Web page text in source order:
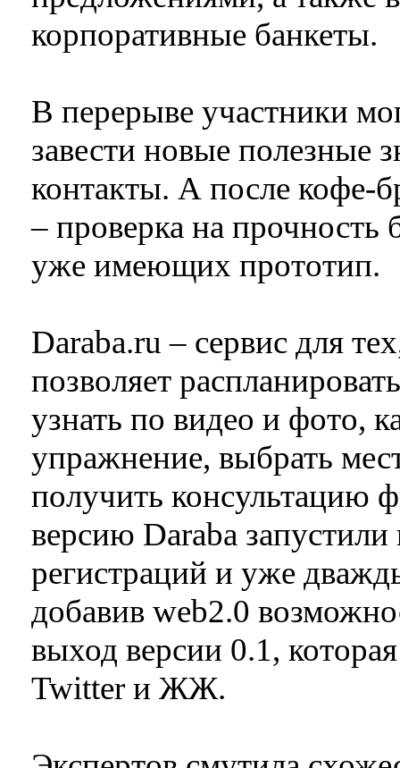
корпоративные банкеты.
В перерыве участники
завести новые полезные
контакты. А после кофе-
– проверка на прочность
уже имеющих прототип.
Daraba.ru – сервис для
позволяет
узнать по видео и фото,
упражнение, выбрать
получить консультацию
версию Daraba
регистраций и уже
добавив web2.0
выход версии 0.1,
Twitter и ЖЖ.